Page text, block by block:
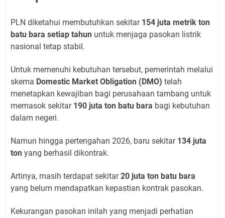
PLN diketahui membutuhkan sekitar 154 juta metrik ton
batu bara setiap tahun untuk menjaga pasokan listrik
nasional tetap stabil.
Untuk memenuhi kebutuhan tersebut, pemerintah melalui
skema Domestic Market Obligation (DMO) telah
menetapkan kewajiban bagi perusahaan tambang untuk
memasok sekitar 190 juta ton batu bara bagi kebutuhan
dalam negeri.
Namun hingga pertengahan 2026, baru sekitar 134 juta
ton yang berhasil dikontrak.
Artinya, masih terdapat sekitar20 juta ton batu bara
yang belum mendapatkan kepastian kontrak pasokan.
Kekurangan pasokan inilah yang menjadi perhatian